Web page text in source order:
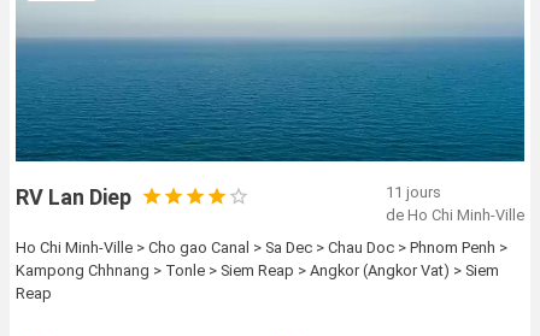
RV Lan Diep
11 jours
de Ho Chi Minh-Ville
Ho Chi Minh-Ville > Cho gao Canal > Sa Dec > Chau Doc > Phnom Penh >
Kampong Chhnang > Tonle > Siem Reap > Angkor (Angkor Vat) > Siem
Reap